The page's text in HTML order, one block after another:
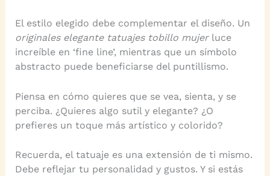
El estilo elegido debe complementar el diseño. Un
originales elegante tatuajes tobillo mujerluce
increíble en ‘fine line’, mientras que un símbolo
abstracto puede beneficiarse del puntillismo.
Piensa en cómo quieres que se vea, sienta, y se
perciba. ¿Quieres algo sutil y elegante? ¿O
prefieres un toque más artístico y colorido?
Recuerda, el tatuaje es una extensión de ti mismo.
Debe reflejar tu personalidad y gustos. Y si estás